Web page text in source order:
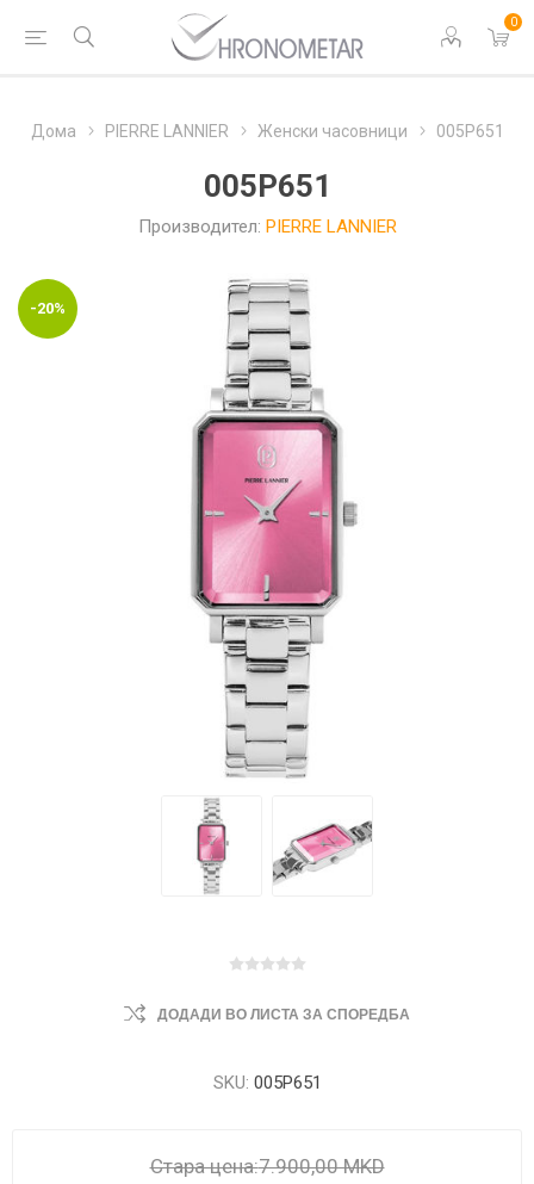
0
Дома PIERRE LANNIER Женски часовници 005P651
005P651
Производител: PIERRE LANNIER
-20%
ДОДАДИ ВО ЛИСТА ЗА СПОРЕДБА
SKU: 005P651
Стара цена:7.900,00 MKD